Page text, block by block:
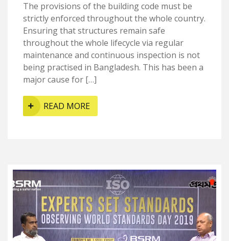
The provisions of the building code must be
strictly enforced throughout the whole country.
Ensuring that structures remain safe
throughout the whole lifecycle via regular
maintenance and continuous inspection is not
being practised in Bangladesh. This has been a
major cause for […]
READ MORE